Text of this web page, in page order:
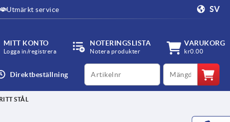
Utmärkt service SV
MITT KONTO
Logga in/registrera
NOTERINGSLISTA
Notera produkter
VARUKORG
kr0.00
Direktbeställning
productCode qty
STÅL